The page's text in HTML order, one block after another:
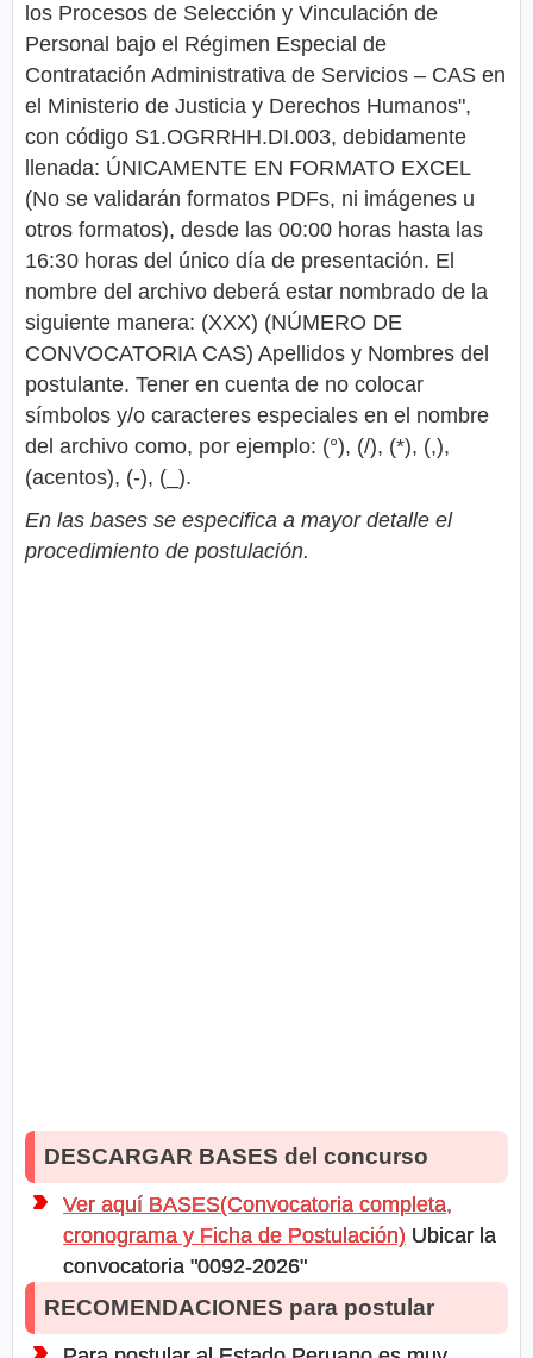
los Procesos de Selección y Vinculación de
Personal bajo el Régimen Especial de
Contratación Administrativa de Servicios – CAS en
el Ministerio de Justicia y Derechos Humanos",
con código S1.OGRRHH.DI.003, debidamente
llenada: ÚNICAMENTE EN FORMATO EXCEL
(No se validarán formatos PDFs, ni imágenes u
otros formatos), desde las 00:00 horas hasta las
16:30 horas del único día de presentación. El
nombre del archivo deberá estar nombrado de la
siguiente manera: (XXX) (NÚMERO DE
CONVOCATORIA CAS) Apellidos y Nombres del
postulante. Tener en cuenta de no colocar
símbolos y/o caracteres especiales en el nombre
del archivo como, por ejemplo: (°), (/), (*), (,),
(acentos), (-), (_).
En las bases se especifica a mayor detalle el
procedimiento de postulación.
DESCARGAR BASES del concurso
Ver aquí BASES(Convocatoria completa,
cronograma y Ficha de Postulación) Ubicar la
convocatoria "0092-2026"
RECOMENDACIONES para postular